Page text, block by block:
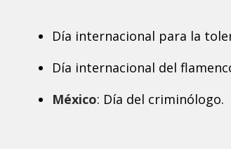
Día internacional para la
Día internacional del
México: Día del criminólogo.